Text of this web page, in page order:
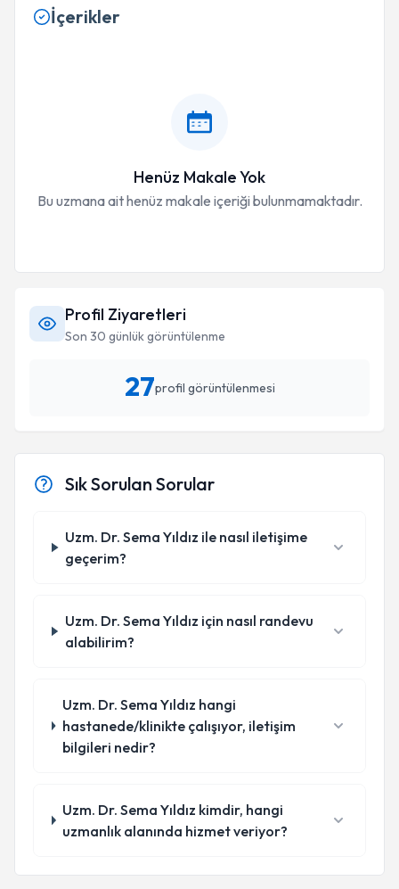
İçerikler
Henüz Makale Yok
Bu uzmana ait henüz makale içeriği bulunmamaktadır.
Profil Ziyaretleri
Son 30 günlük görüntülenme
27profil görüntülenmesi
Sık Sorulan Sorular
Uzm. Dr. Sema Yıldız ile nasıl iletişime
geçerim?
Uzm. Dr. Sema Yıldız için nasıl randevu
alabilirim?
Uzm. Dr. Sema Yıldız hangi
hastanede/klinikte çalışıyor, iletişim
bilgileri nedir?
Uzm. Dr. Sema Yıldız kimdir, hangi
uzmanlık alanında hizmet veriyor?